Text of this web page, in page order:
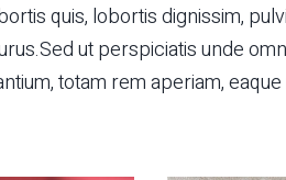
quis, lobortis dignissim,
ut perspiciatis unde
totam rem aperiam, eaque